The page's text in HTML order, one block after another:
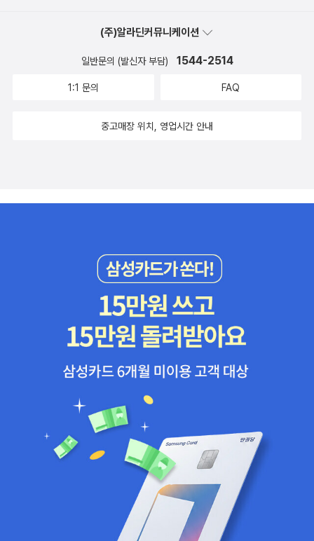
(주)알라딘커뮤니케이션
일반문의 (발신자 부담) 1544-2514
1:1 문의 FAQ
중고매장 위치, 영업시간 안내